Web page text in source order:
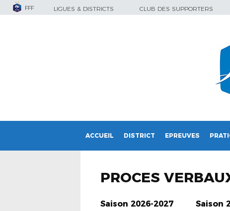
FFF LIGUES & DISTRICTS CLUB DES SUPPORTERS
ACCUEIL DISTRICT EPREUVES
PROCES
Saison 2026-2027 Saison